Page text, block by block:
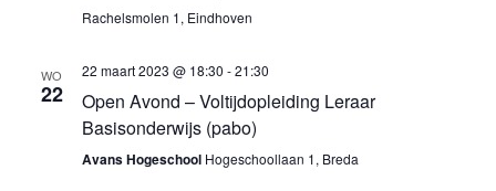
Rachelsmolen 1, Eindhoven
WO
22
22 maart 2023 @ 18:30 -21:30
Open Avond – Voltijdopleiding Leraar
Basisonderwijs (pabo)
Avans Hogeschool Hogeschoollaan 1, Breda